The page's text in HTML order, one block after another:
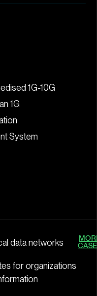
1G-10G
1G
System
data networks
for organizations